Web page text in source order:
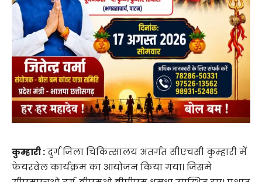
कुम्हारी :दुर्ग जिला चिकित्सालय अंतर्गत सीएचसी कुम्हारी में
फेयरवेल कार्यक्रम का आयोजन किया गया। जिसमे